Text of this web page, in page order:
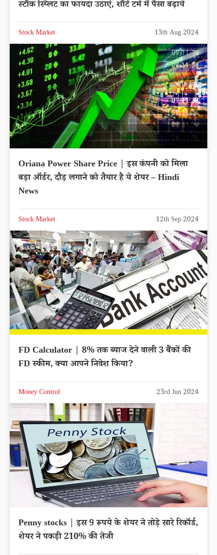
स्टॉक स्प्लिट का फायदा उठाएं, शॉर्ट टर्म में पैसा बढ़ाये
Stock Market 13th Aug 2024
Oriana Power Share Price | इस कंपनी को मिला
बड़ा ऑर्डर, दौड़ लगाने को तैयार है ये शेयर – Hindi
News
Stock Market 12th Sep 2024
FD Calculator | 8% तक ब्याज देने वाली 3 बैंकों की
FD स्कीम, क्या आपने निवेश किया?
Money Control 23rd Jun 2024
Penny stocks | इस 9 रूपये के शेयर ने तोड़े सारे रिकॉर्ड,
शेयर ने पकड़ी 210% की तेजी